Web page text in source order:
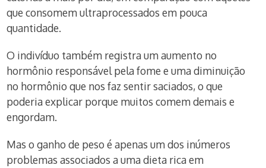
que consomem ultraprocessados em pouca
quantidade.
O indivíduo também registra um aumento no
hormônio responsável pela fome e uma diminuição
no hormônio que nos faz sentir saciados, o que
poderia explicar porque muitos comem demais e
engordam.
Mas o ganho de peso é apenas um dos inúmeros
problemas associados a uma dieta rica em